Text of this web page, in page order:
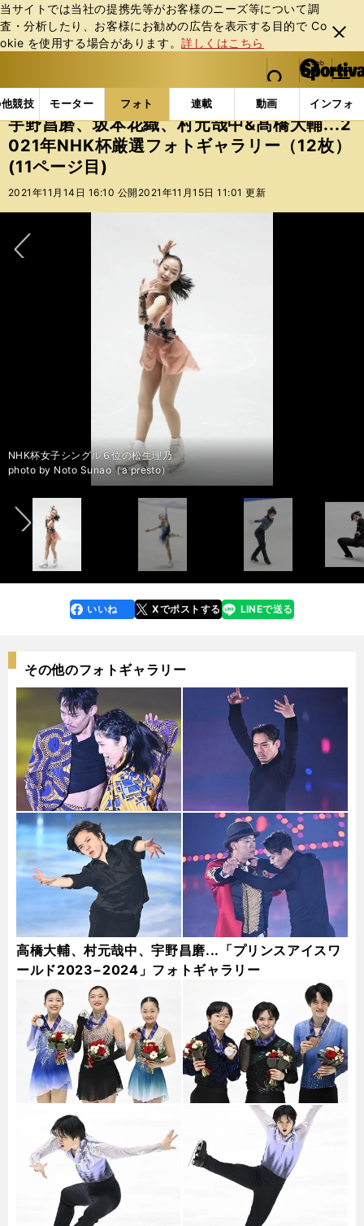
当サイトでは当社の提携先等がお客様のニーズ等について調
査・分析したり、お客様にお勧めの広告を表⽰する⽬的で Co
okie を使⽤する場合があります。詳しくはこちら
閉じ
る
web Sportiva (webスポルティーバ)
検索
マイペ
ー
ジ
メニュ
競技 モーター フォト 連載 動画 インフォ
b
ス
ポ
ル
テ
ー
バ
フォトギャラリー 宇野昌磨、坂本花織、村元哉中&髙
宇野昌磨、坂本花織、村元哉中&髙橋大輔...2
021年NHK杯厳選フォトギャラリー（12枚）
(11ページ目)
2021年11月14日 16:10 公開 2021年11月15日 11:01 更新
NHK杯男子シングルで優勝した宇野昌磨
photo by Noto Sunao（a presto）
NHK杯男子シングルで優勝した宇野昌磨
photo by Noto Sunao（a presto）
NHK杯男子シングルで優勝した宇野昌磨
photo by Noto Sunao（a presto）
NHK杯女子シングルを制した坂本花織
photo by Noto Sunao（a presto）
NHK杯女子シングルを制した坂本花織
photo by Noto Sunao（a presto）
NHK杯アイスダンスで日本勢最高の６位になった村元哉中・髙橋大輔組
photo by Noto Sunao（a presto）
NHK杯アイスダンスで日本勢最高の６位になった村元哉中・髙橋大輔組
photo by Noto Sunao（a presto）
NHK杯アイスダンスで日本勢最高の６位になった村元哉中・髙橋大輔組
photo by Noto Sunao（a presto）
NHK杯女子シングル２位の河辺愛菜
photo by Noto Sunao（a presto）
NHK杯女子シングル２位の河辺愛菜
photo by Noto Sunao（a presto）
NHK杯女子シングル６位の松生理乃
photo by Noto Sunao（a presto）
NHK杯女子シングル６位の松生理乃
photo by Noto Sunao（a presto）
前へ
faceboo
k
いいね Xでポストする
line LINEで送る
その他のフォトギャラリー
高橋大輔、村元哉中、宇野昌磨...「プリンスアイスワ
ールド2023−2024」フォトギャラリー